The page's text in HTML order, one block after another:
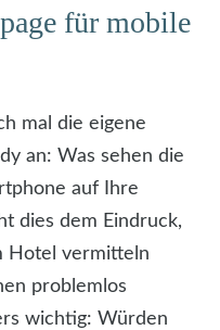
für mobile
mal die eigene
an: Was sehen die
auf Ihre
dies dem Eindruck,
Hotel vermitteln
problemlos
wichtig: Würden